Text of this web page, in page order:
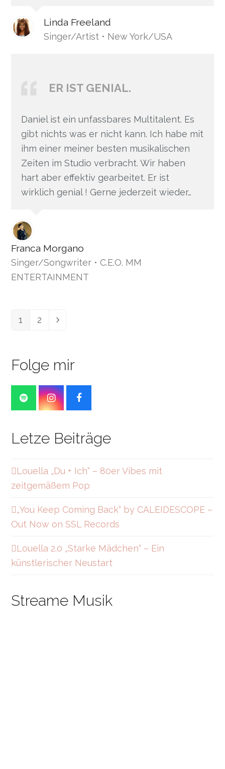
Linda Freeland
Singer/Artist • New York/USA
ER IST GENIAL.
Daniel ist ein unfassbares Multitalent. Es
gibt nichts was er nicht kann. Ich habe mit
ihm einer meiner besten musikalischen
Zeiten im Studio verbracht. Wir haben
hart aber effektiv gearbeitet. Er ist
wirklich genial ! Gerne jederzeit wieder…
Franca Morgano
Singer/Songwriter • C.E.O. MM
ENTERTAINMENT
Seite
1 Seite
2 Vorwärts
Folge mir
S
p
i
I
n
a
a
m
F
a
b
k
Letze Beiträge
Louella „Du + Ich“ – 80er Vibes mit
zeitgemäßem Pop
„You Keep Coming Back“ by CALEIDESCOPE –
Out Now on SSL Records
Louella 2.0 „Starke Mädchen“ – Ein
künstlerischer Neustart
Streame Musik